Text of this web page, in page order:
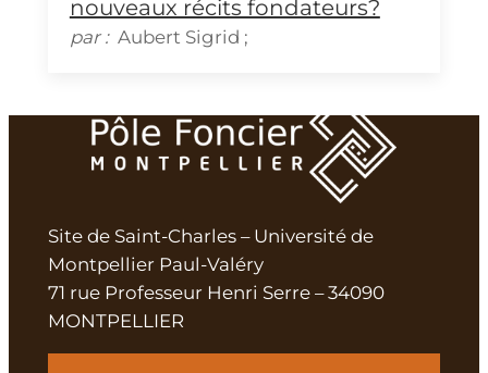
nouveaux récits fondateurs?
par : Aubert Sigrid ;
Site de Saint-Charles – Université de
Montpellier Paul-Valéry
71 rue Professeur Henri Serre – 34090
MONTPELLIER